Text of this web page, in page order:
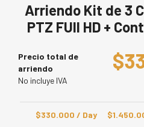
Arriendo Kit de 3
PTZ FUll HD +
Precio total de
arriendo
No incluye IVA
$
$330.000 / Day $